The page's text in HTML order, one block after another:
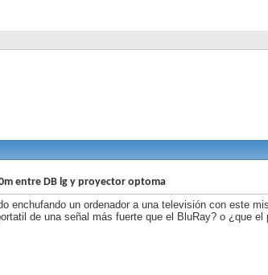
entre DB lg y proyector optoma
enchufando un ordenador a una televisión con este
de una señal más fuerte que el BluRay? o ¿que